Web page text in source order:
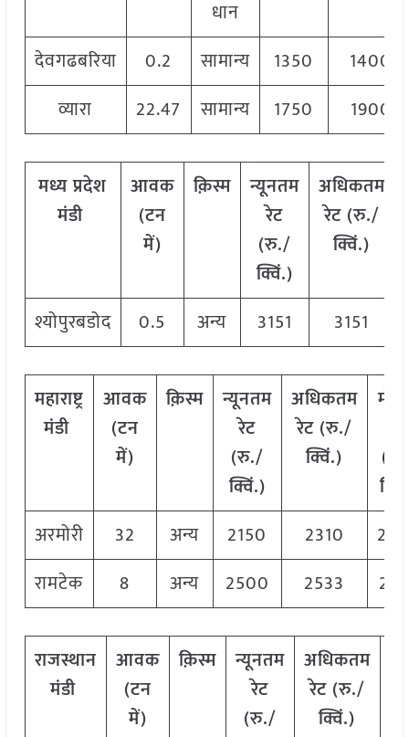
धान
देवगढबरिया 0.2 सामान्य 1350
1400
व्यारा
22.47 सामान्य 1750 1900
मध्य प्रदेश
मंडी
आवक
(टन
में)
क़िस्म
न्यूनतम
रेट
(रु./
क्विं.)
अधिकतम
रेट (रु./
क्विं.)
श्योपुरबडोद
0.5 अन्य 3151 3151
महाराष्ट्र
मंडी
आवक
(टन
में)
क़िस्म
न्यूनतम
रेट
(रु./
क्विं.)
अधिकतम
रेट (रु./
क्विं.)
अरमोरी
32 अन्य 2150 2310
रामटेक
8 अन्य 2500 2533
राजस्थान
मंडी
आवक
(टन
में)
क़िस्म
न्यूनतम
रेट
(रु./
अधिकतम
रेट (रु./
क्विं.)